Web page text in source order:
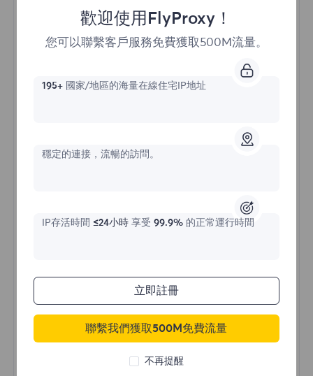
價格始於
不限流量使用
無限使用IP
歡迎使用FlyProxy！
您可以聯繫客戶服務免費獲取500M流量。
195+國家/地區的海量在線住宅IP地址
穩定的連接，流暢的訪問。
IP存活時間 ≤24小時享受 99.9%的正常運行時間
立即註冊
聯繫我們獲取500M免費流量
不再提醒